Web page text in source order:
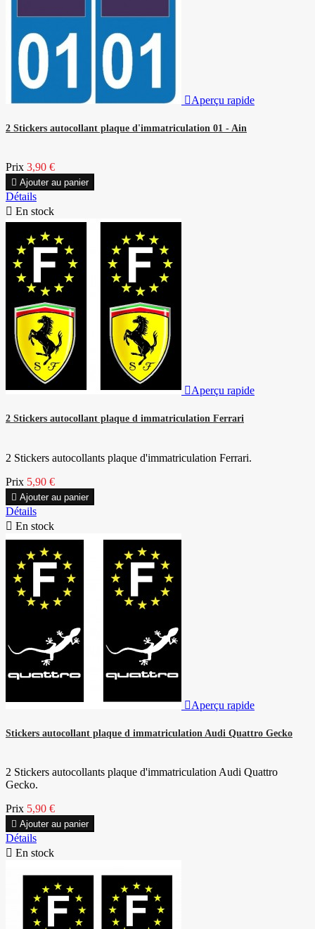
Aperçu rapide
2 Stickers autocollant plaque d'immatriculation 01 - Ain
Prix 3,90 €
 Ajouter au panier
Détails
 En stock
Aperçu rapide
2 Stickers autocollant plaque d immatriculation Ferrari
2 Stickers autocollants plaque d'immatriculation Ferrari.
Prix 5,90 €
 Ajouter au panier
Détails
 En stock
Aperçu rapide
Stickers autocollant plaque d immatriculation Audi Quattro Gecko
2 Stickers autocollants plaque d'immatriculation Audi Quattro
Gecko.
Prix 5,90 €
 Ajouter au panier
Détails
 En stock